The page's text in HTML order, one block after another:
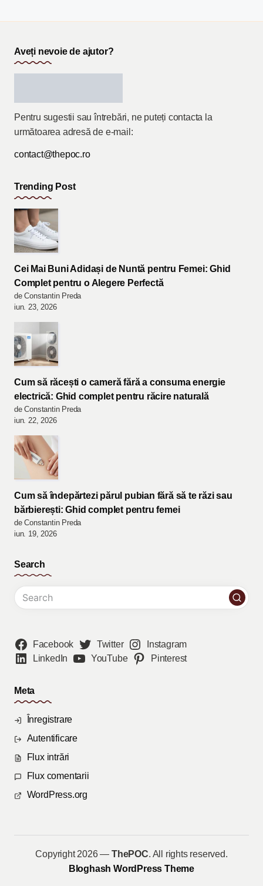
Aveți nevoie de ajutor?
Pentru sugestii sau întrebări, ne puteți contacta la
următoarea adresă de e-mail:
contact@thepoc.ro
Trending Post
Cei Mai Buni Adidași de Nuntă pentru Femei: Ghid
Complet pentru o Alegere Perfectă
de Constantin Preda
iun. 23, 2026
Cum să răcești o cameră fără a consuma energie
electrică: Ghid complet pentru răcire naturală
de Constantin Preda
iun. 22, 2026
Cum să îndepărtezi părul pubian fără să te răzi sau
bărbierești: Ghid complet pentru femei
de Constantin Preda
iun. 19, 2026
Search
Facebook Twitter
Instagram
LinkedIn
YouTube Pinterest
Meta
Înregistrare
Autentificare
Flux intrări
Flux comentarii
WordPress.org
Copyright 2026 —ThePOC. All rights reserved.
Bloghash WordPress Theme